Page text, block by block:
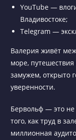
YouTube —
Владивостоке;
Telegram —
Валерия живёт
море,
замужем, открыто
уверенности.
Бервольф — это не
того, как труд в
миллионная